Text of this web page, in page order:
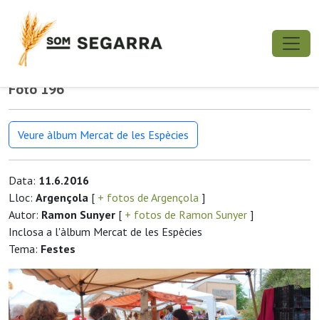
Foto 196
Veure àlbum Mercat de les Espècies
Data: 11.6.2016
Lloc: Argençola [ + fotos de Argençola ]
Autor: Ramon Sunyer [ + fotos de Ramon Sunyer ]
Inclosa a l'àlbum Mercat de les Espècies
Tema: Festes